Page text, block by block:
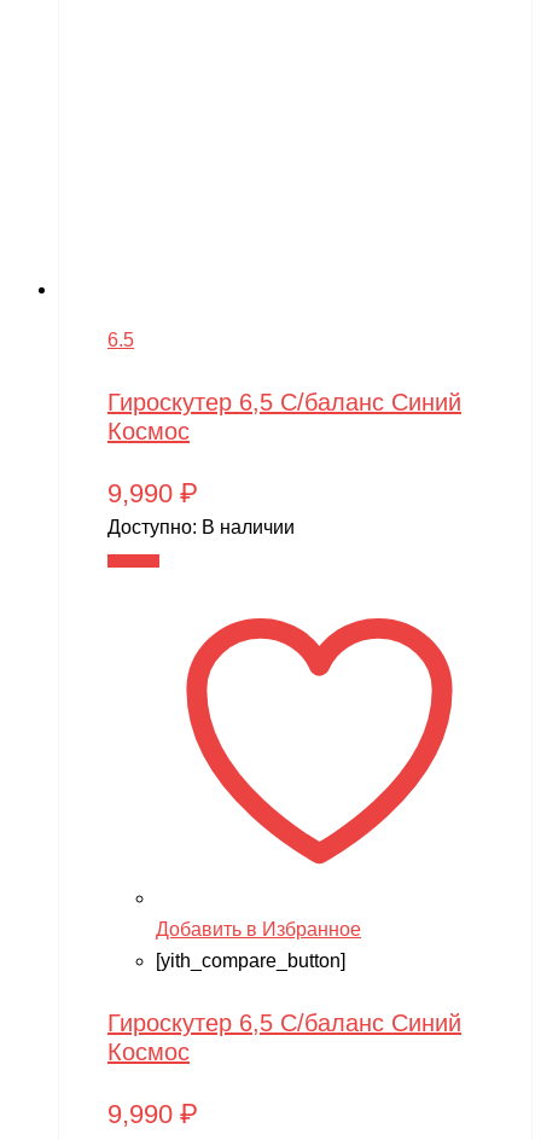
6.5
Гироскутер 6,5 С/баланс Синий
Космос
9,990 ₽
Доступно: В наличии
Добавить в Избранное
[yith_compare_button]
Гироскутер 6,5 С/баланс Синий
Космос
9,990 ₽